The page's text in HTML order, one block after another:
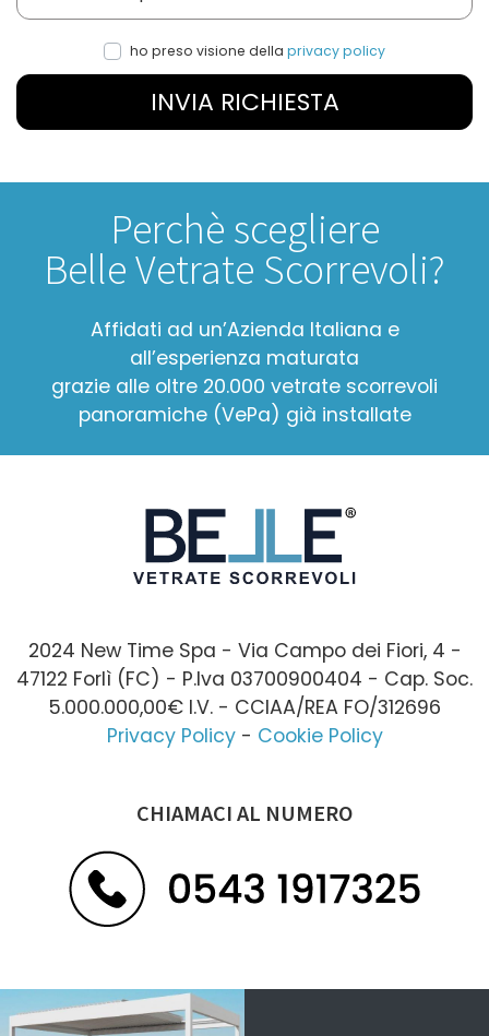
ho preso visione della privacy policy
INVIA RICHIESTA
Perchè scegliere
Belle Vetrate Scorrevoli?
Affidati ad un’Azienda Italiana e
all’esperienza maturata
grazie alle oltre 20.000 vetrate scorrevoli
panoramiche (VePa) già installate
2024 New Time Spa - Via Campo dei Fiori, 4 -
47122 Forlì (FC) - P.Iva 03700900404 - Cap. Soc.
5.000.000,00€ I.V. - CCIAA/REA FO/312696
Privacy Policy- Cookie Policy
CHIAMACI AL NUMERO